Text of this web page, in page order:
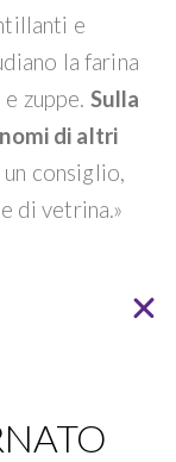
e
la farina
zuppe. Sulla
di altri
consiglio,
di vetrina.»
fa
e
tavoli vivi,